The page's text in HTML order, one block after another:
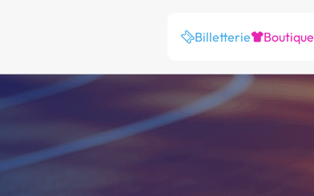
Billetterie Boutique